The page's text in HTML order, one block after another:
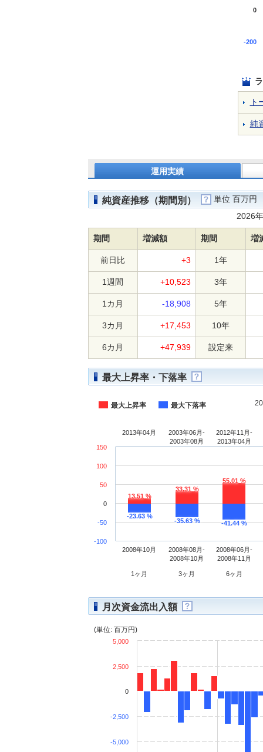
-200
0
ト
純
運用実績
純資産推移（期間別）
単位 百万円
2026
期間 増減額 期間 増
前日比 +3 1年
1週間 +10,523 3年
1カ月 -18,908 5年
3カ月 +17,453 10年
6カ月 +47,939 設定来
最大上昇率・下落率
13.51 %
33.31 %
55.01 %
-23.63 %
-35.63 % -41.44 %
最大上昇率 最大下落率
2013年04月
2003年06月-
2003年08月
2012年11月-
2013年04月
2008年10月
2008年08月-
2008年10月
2008年06月-
2008年11月
1ヶ月 3ヶ月 6ヶ月
-100
-50
0
50
100
150
月次資金流出入額
(単位: 百万円)
-5,000
-2,500
0
2,500
5,000